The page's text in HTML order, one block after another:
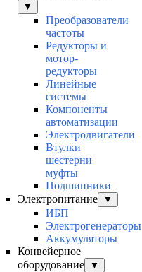
▼
Преобразователи
частоты
Редукторы и
мотор-
редукторы
Линейные
системы
Компоненты
автоматизации
Электродвигатели
Втулки
шестерни
муфты
Подшипники
Электропитание
▼
ИБП
Электрогенераторы
Аккумуляторы
Конвейерное
оборудование
▼